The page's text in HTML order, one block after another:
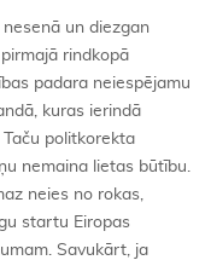
un diezgan
rindkopā
padara neiespējamu
kuras ierindā
politkorekta
nemaina lietas būtību.
neies no rokas,
startu Eiropas
Savukārt, ja